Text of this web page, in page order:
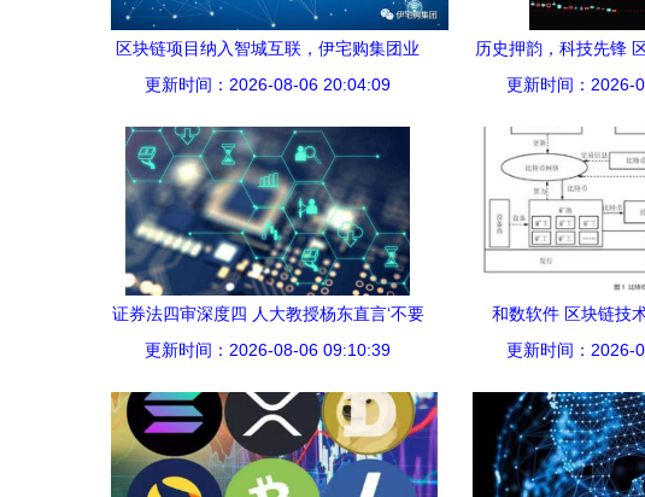
区块链项目纳入智城互联，伊宅购集团业
务迈进东南亚
更新时间：2026-08-06 20:04:09
历史押韵，科技先锋
安吗
更新时间：2026-
证券法四审深度四 人大教授杨东直言‘不要
关起门来做井底之蛙’，区块链技术相关软
更新时间：2026-08-06 09:10:39
和数软件 区块链技
更新时间：2026-